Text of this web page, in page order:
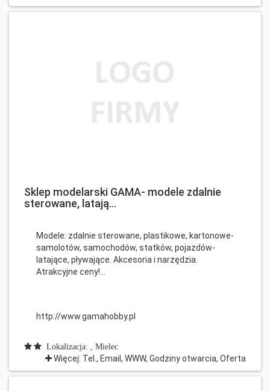
Sklep modelarski GAMA- modele zdalnie
sterowane, latają...
Modele: zdalnie sterowane, plastikowe, kartonowe-
samolotów, samochodów, statków, pojazdów-
latające, pływające. Akcesoria i narzędzia.
Atrakcyjne ceny!...
http://www.gamahobby.pl
Lokalizacja: , Mielec
Więcej: Tel., Email, WWW, Godziny otwarcia, Oferta